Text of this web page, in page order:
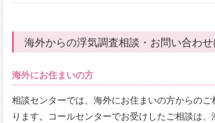
海外からの浮気調査相談・お問い合わせ
海外にお住まいの方
相談センターでは、海外にお住まいの方からのご
ります。コールセンターでお受けしたご相談は、